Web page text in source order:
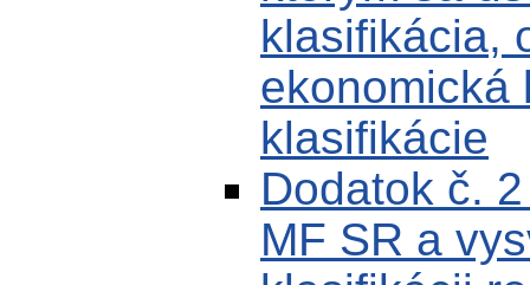
klasifikácia,
ekonomická
klasifikácie
Dodatok č.
MF SR a